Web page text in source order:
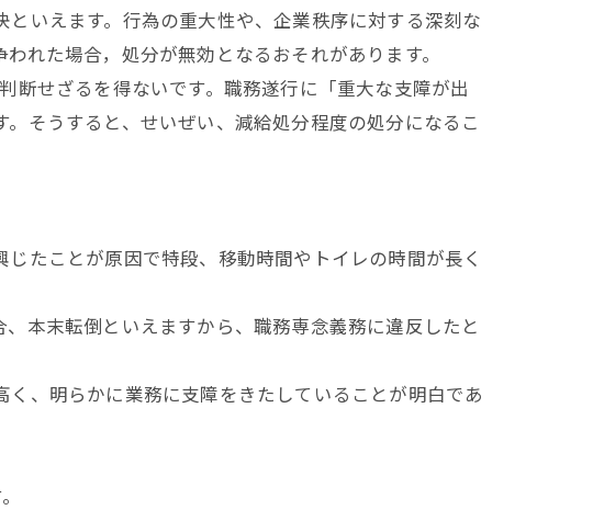
いえます。行為の重大性や、企業秩序に対する深刻な
れた場合，処分が無効となるおそれがあります。
せざるを得ないです。職務遂行に「重大な支障が出
そうすると、せいぜい、減給処分程度の処分になるこ
たことが原因で特段、移動時間やトイレの時間が長く
本末転倒といえますから、職務専念義務に違反したと
、明らかに業務に支障をきたしていることが明白であ